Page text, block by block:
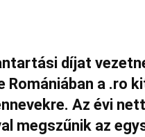
díjat
Romániában a .ro
Az évi
megszűnik az